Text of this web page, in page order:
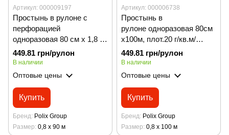
Артикул: 000009197
Простынь в рулоне с
перфорацией
одноразовая 80 см х 1,8 м
(рулон 90 м)/ Panni Mladа,
белая
449.81 грн/рулон
В наличии
Оптовые цены
Купить
Бренд Polix Group
Размер 0,8 х 90 м
Артикул: 000006738
Простынь в
рулоне одноразовая 80см
х100м, плот.20 г/кв.м/
Panni Mladа, желтая
449.81 грн/рулон
В наличии
Оптовые цены
Купить
Бренд Polix Group
Размер 0,8 х 100 м